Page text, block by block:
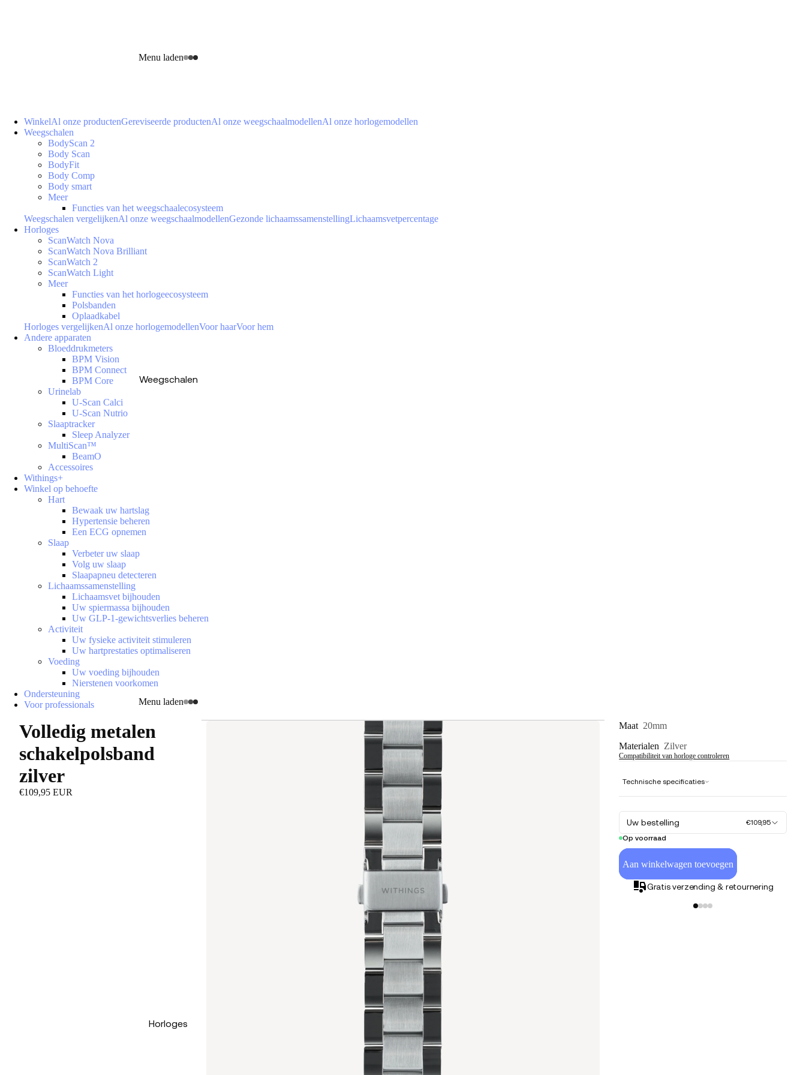
Menu laden
Weegschalen
Menu laden
Horloges
WinkelAl onze productenGereviseerde productenAl onze weegschaalmodellenAl onze horlogemodellen
Weegschalen
BodyScan 2
Body Scan
BodyFit
Body Comp
Body smart
Meer
Functies van het weegschaalecosysteem
Weegschalen vergelijkenAl onze weegschaalmodellenGezonde lichaamssamenstellingLichaamsvetpercentage
Horloges
ScanWatch Nova
ScanWatch Nova Brilliant
ScanWatch 2
ScanWatch Light
Meer
Functies van het horlogeecosysteem
Polsbanden
Oplaadkabel
Horloges vergelijkenAl onze horlogemodellenVoor haarVoor hem
Andere apparaten
Bloeddrukmeters
BPM Vision
BPM Connect
BPM Core
Urinelab
U-Scan Calci
U-Scan Nutrio
Slaaptracker
Sleep Analyzer
MultiScan™
BeamO
Accessoires
Withings+
Winkel op behoefte
Hart
Bewaak uw hartslag
Hypertensie beheren
Een ECG opnemen
Slaap
Verbeter uw slaap
Volg uw slaap
Slaapapneu detecteren
Lichaamssamenstelling
Lichaamsvet bijhouden
Uw spiermassa bijhouden
Uw GLP-1-gewichtsverlies beheren
Activiteit
Uw fysieke activiteit stimuleren
Uw hartprestaties optimaliseren
Voeding
Uw voeding bijhouden
Nierstenen voorkomen
Ondersteuning
Voor professionals
Volledig metalen
schakelpolsband
zilver
€109,95 EUR
Maat 20mm
Materialen Zilver
Compatibiliteit van horloge controleren
Technische specificaties
Uw bestelling
€109,95
Op voorraad
Aan winkelwagen toevoegen
Gratis verzending & retournering